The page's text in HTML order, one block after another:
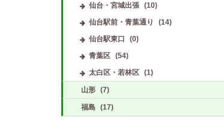
仙台・宮城出張
(10)
仙台駅前・青葉通り
(14)
仙台駅東口
(0)
青葉区
(54)
太白区・若林区
(1)
山形 (7)
福島 (17)